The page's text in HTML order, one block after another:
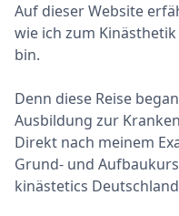
Auf dieser Website
wie ich zum
bin.
Denn diese Reise
Ausbildung zur
Direkt nach meinem
Grund- und
kinästetics